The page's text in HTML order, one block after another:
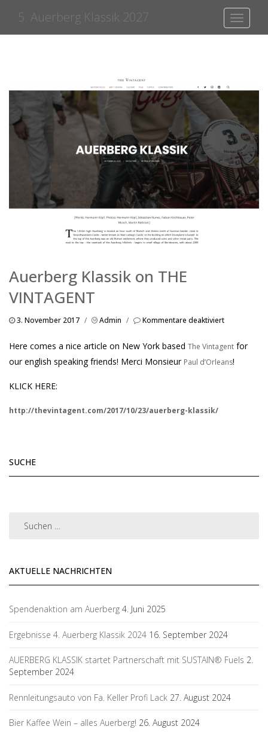
Toggle
5. Auerberg Klassik 2027
Auerberg Klassik on THE
VINTAGENT
3. November 2017 / Admin / Kommentare deaktiviertfür
Klassik
on
THE
Here comes a nice article on New York based The Vintagent for
our english speaking friends! Merci Monsieur Paul d’Orleans!
KLICK HERE:
http://thevintagent.com/2017/10/23/auerberg-klassik/
SUCHE
AKTUELLE NACHRICHTEN
Spendenaktion am Auerberg 4. Juni 2025
Ergebnisse 4. Auerberg Klassik 2024 16. September 2024
AUERBERG KLASSIK startet Partnerschaft mit SUSTAIN® Fuels 2.
September 2024
Rennleitungsauto von Fa. Keller Profi Lack 27. August 2024
Bier Kaffee Wein – alles Auerberg! 26. August 2024